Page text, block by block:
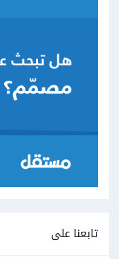
تابعنا على